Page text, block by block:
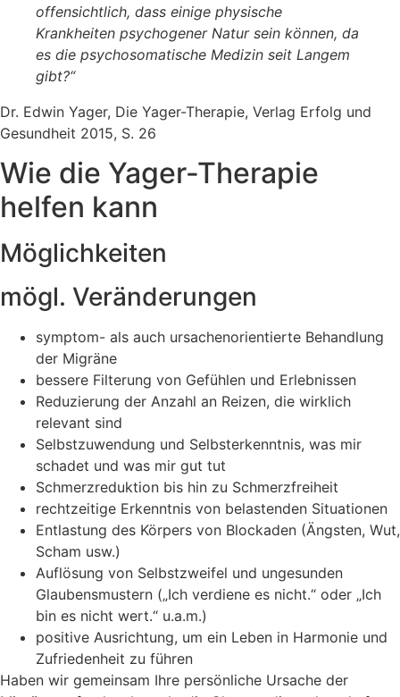
offensichtlich, dass einige physische
Krankheiten psychogener Natur sein können, da
es die psychosomatische Medizin seit Langem
gibt?“
Dr. Edwin Yager, Die Yager-Therapie, Verlag Erfolg und
Gesundheit 2015, S. 26
Wie die Yager-Therapie
helfen kann
Möglichkeiten
mögl. Veränderungen
symptom- als auch ursachenorientierte Behandlung
der Migräne
bessere Filterung von Gefühlen und Erlebnissen
Reduzierung der Anzahl an Reizen, die wirklich
relevant sind
Selbstzuwendung und Selbsterkenntnis, was mir
schadet und was mir gut tut
Schmerzreduktion bis hin zu Schmerzfreiheit
rechtzeitige Erkenntnis von belastenden Situationen
Entlastung des Körpers von Blockaden (Ängsten, Wut,
Scham usw.)
Auflösung von Selbstzweifel und ungesunden
Glaubensmustern („Ich verdiene es nicht.“ oder „Ich
bin es nicht wert.“ u.a.m.)
positive Ausrichtung, um ein Leben in Harmonie und
Zufriedenheit zu führen
Haben wir gemeinsam Ihre persönliche Ursache der